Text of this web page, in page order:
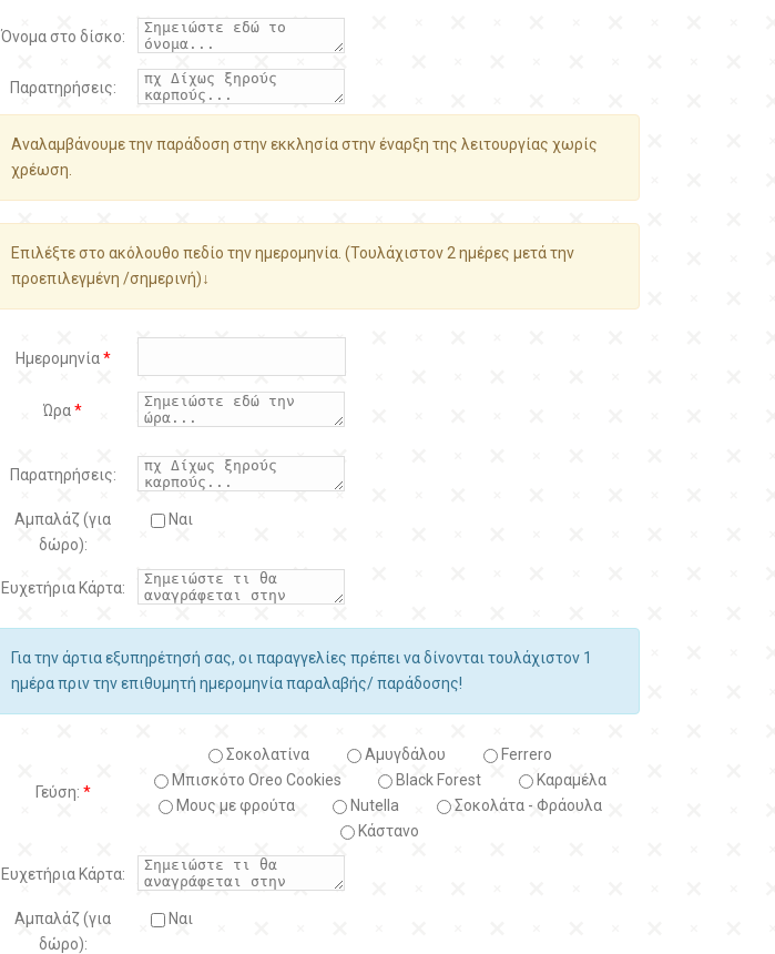
Όνομα στο δίσκο:
Παρατηρήσεις:
Αναλαμβάνουμε την παράδοση στην εκκλησία στην έναρξη της λειτουργίας χωρίς
χρέωση.
Επιλέξτε στο ακόλουθο πεδίο την ημερομηνία. (Τουλάχιστον 2 ημέρες μετά την
προεπιλεγμένη /σημερινή)↓
Ημερομηνία*
Ώρα*
Παρατηρήσεις:
Αμπαλάζ (για
δώρο):
Ναι
Ευχετήρια Κάρτα:
Για την άρτια εξυπηρέτησή σας, οι παραγγελίες πρέπει να δίνονται τουλάχιστον 1
ημέρα πριν την επιθυμητή ημερομηνία παραλαβής/ παράδοσης!
Γεύση: *
Σοκολατίνα Αμυγδάλου
Ferrero
Μπισκότο Oreo Cookies
Black Forest
Kαραμέλα
Μους με φρούτα
Nutella
Σοκολάτα - Φράουλα
Κάστανο
Ευχετήρια Κάρτα:
Αμπαλάζ (για
δώρο):
Ναι